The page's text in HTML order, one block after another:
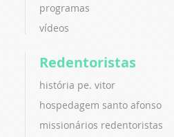
programas
vídeos
Redentoristas
história pe. vitor
hospedagem santo afonso
missionários redentoristas